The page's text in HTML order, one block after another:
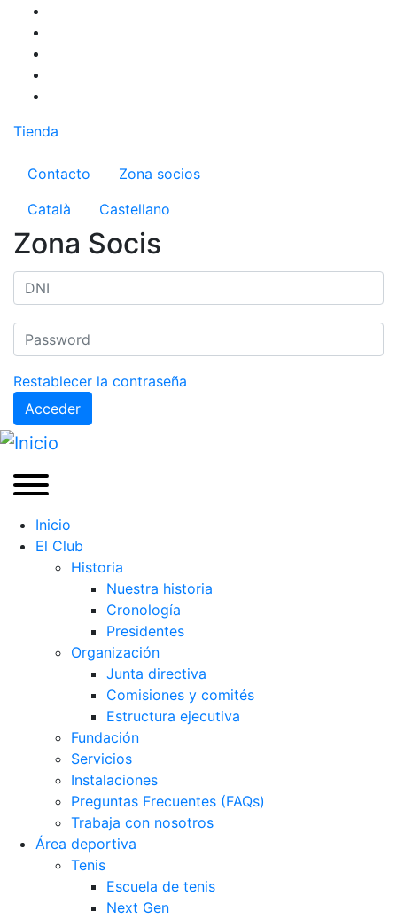
Pasar
contenido
principal
Tienda
Menú del compte d'usuari
Contacto
Zona socios
Català
Castellano
Zona Socis
Restablecer la contraseña
Acceder
Inicio
El Club
Historia
Nuestra historia
Cronología
Presidentes
Organización
Junta directiva
Comisiones y comités
Estructura ejecutiva
Fundación
Servicios
Instalaciones
Preguntas Frecuentes (FAQs)
Trabaja con nosotros
Área deportiva
Tenis
Escuela de tenis
Next Gen